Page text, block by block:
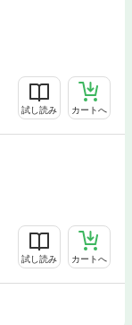
試し読み カートへ
試し読み カートへ